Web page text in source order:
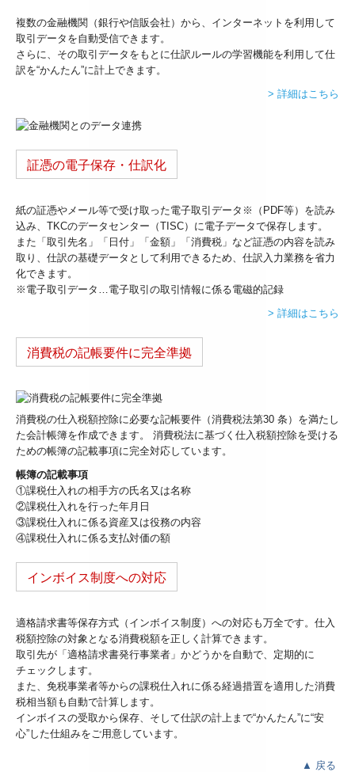
複数の金融機関（銀行や信販会社）から、インターネットを利用して
取引データを自動受信できます。
さらに、その取引データをもとに仕訳ルールの学習機能を利用して仕
訳を“かんたん”に計上できます。
> 詳細はこちら
証憑の電子保存・仕訳化
紙の証憑やメール等で受け取った電子取引データ※（PDF等）を読み
込み、TKCのデータセンター（TISC）に電子データで保存します。
また「取引先名」「日付」「金額」「消費税」など証憑の内容を読み
取り、仕訳の基礎データとして利用できるため、仕訳入力業務を省力
化できます。
※電子取引データ…電子取引の取引情報に係る電磁的記録
> 詳細はこちら
消費税の記帳要件に完全準拠
消費税の仕入税額控除に必要な記帳要件（消費税法第30 条）を満たし
た会計帳簿を作成できます。 消費税法に基づく仕入税額控除を受ける
ための帳簿の記載事項に完全対応しています。
帳簿の記載事項
①課税仕入れの相手方の氏名又は名称
②課税仕入れを行った年月日
③課税仕入れに係る資産又は役務の内容
④課税仕入れに係る支払対価の額
インボイス制度への対応
適格請求書等保存方式（インボイス制度）への対応も万全です。仕入
税額控除の対象となる消費税額を正しく計算できます。
取引先が「適格請求書発行事業者」かどうかを自動で、定期的に
チェックします。
また、免税事業者等からの課税仕入れに係る経過措置を適用した消費
税相当額も自動で計算します。
インボイスの受取から保存、そして仕訳の計上まで“かんたん”に“安
心”した仕組みをご用意しています。
▲ 戻る